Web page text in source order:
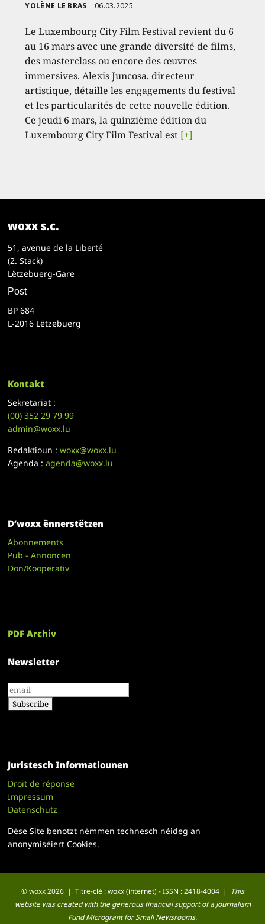
YOLÈNE LE BRAS 06.03.2025
Le Luxembourg City Film Festival revient du 6
au 16 mars avec une grande diversité de films,
des masterclass ou encore des œuvres
immersives. Alexis Juncosa, directeur
artistique, détaille les engagements du festival
et les particularités de cette nouvelle édition.
Ce jeudi 6 mars, la quinzième édition du
Luxembourg City Film Festival est [+]
woxx s.c.
51, avenue de la Liberté
(2. Stack)
Lëtzebuerg-Gare
Post
BP 684
L-2016 Lëtzebuerg
Kontakt
Sekretariat :
(00)352 29 79 99
admin@woxx.lu
Redaktioun :woxx@woxx.lu
Agenda :agenda@woxx.lu
D’woxx ënnerstëtzen
Abonnements
Pub - Annoncen
Don/Kooperativ
PDF Archiv
Newsletter
Juristesch Informatiounen
Droit de réponse
Impressum
Datenschutz
Dëse Site benotzt nëmmen technesch néideg an
anonymiséiert Cookies.
© woxx 2026 | Titre-clé : woxx (internet) - ISSN : 2418-4004 |
This
website was created with the generous financial support of a Journalism
Fund Microgrant for Small Newsrooms.